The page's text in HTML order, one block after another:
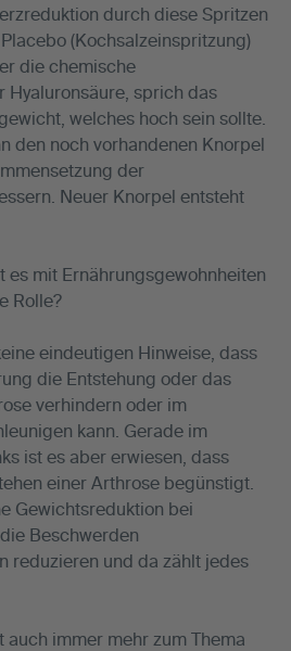
durch diese Spritzen
(Kochsalzeinspritzung)
die chemische
Hyaluronsäure, sprich das
welches hoch sein sollte.
den noch vorhandenen Knorpel
der
Neuer Knorpel entsteht
es mit Ernährungsgewohnheiten
Rolle?
eindeutigen Hinweise, dass
die Entstehung oder das
verhindern oder im
kann. Gerade im
ist es aber erwiesen, dass
einer Arthrose begünstigt.
Gewichtsreduktion bei
Beschwerden
reduzieren und da zählt jedes
auch immer mehr zum Thema